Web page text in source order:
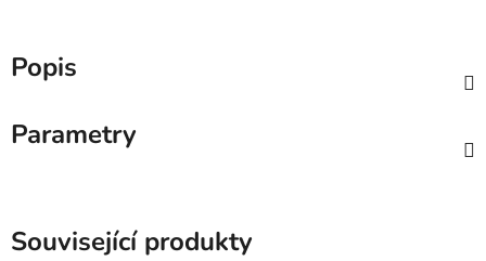
Popis
Parametry
Související produkty